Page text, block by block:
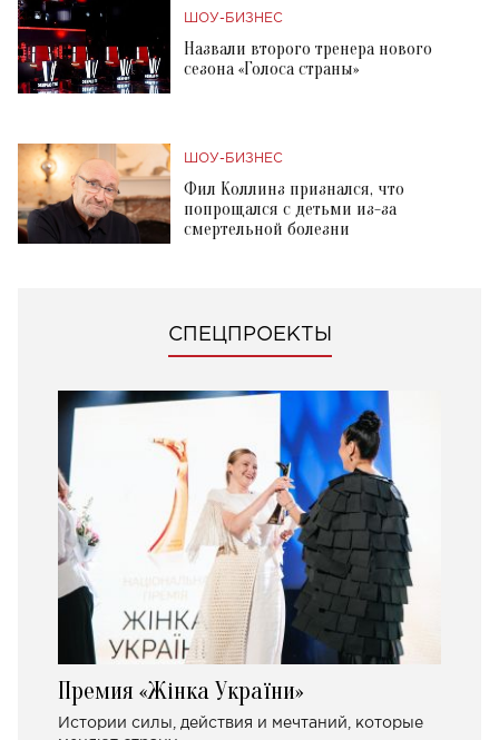
ШОУ-БИЗНЕС
Назвали второго тренера нового
сезона «Голоса страны»
ШОУ-БИЗНЕС
Фил Коллинз признался, что
попрощался с детьми из-за
смертельной болезни
СПЕЦПРОЕКТЫ
Премия «Жінка України»
Истории силы, действия и мечтаний, которые